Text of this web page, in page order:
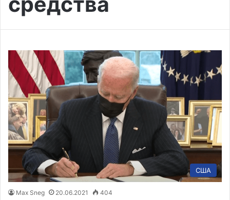
США
Max Sneg 20.06.2021 404